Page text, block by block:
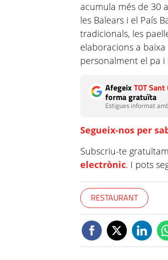
acumula més de 30
les Balears i el País
tradicionals, les
elaboracions a
personalment el pa i
AfegeixTOT
forma gratuïta
Estigues informat
Segueix-nos per
Subscriu-te
electrònic. I pots
RESTAURANT